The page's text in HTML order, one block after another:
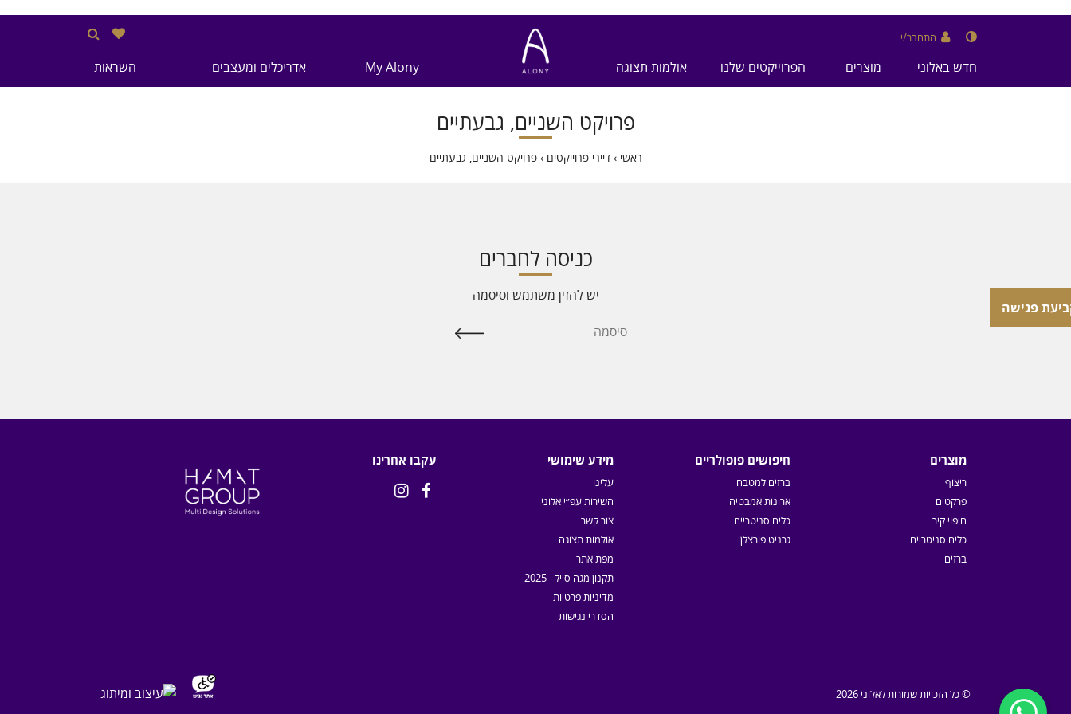
התחבר/י
חדש באלוני מוצרים הפרוייקטים שלנו אולמות תצוגה My Alony אדריכלים ומעצבים השראות
פרויקט השניים, גבעתיים
ראשי ›דיירי פרוייקטים ›פרויקט השניים, גבעתיים
כניסה לחברים
יש להזין משתמש וסיסמה
פגישה
מוצרים
ריצוף
פרקטים
חיפוי קיר
כלים סניטריים
ברזים
חיפושים פופולריים
ברזים למטבח
ארונות אמבטיה
כלים סניטריים
גרניט פורצלן
מידע שימושי
עלינו
השירות עפ״י אלוני
צור קשר
אולמות תצוגה
מפת אתר
תקנון מגה סייל - 2025
מדיניות פרטיות
הסדרי נגישות
עקבו אחרינו


© כל הזכויות שמורות לאלוני 2026